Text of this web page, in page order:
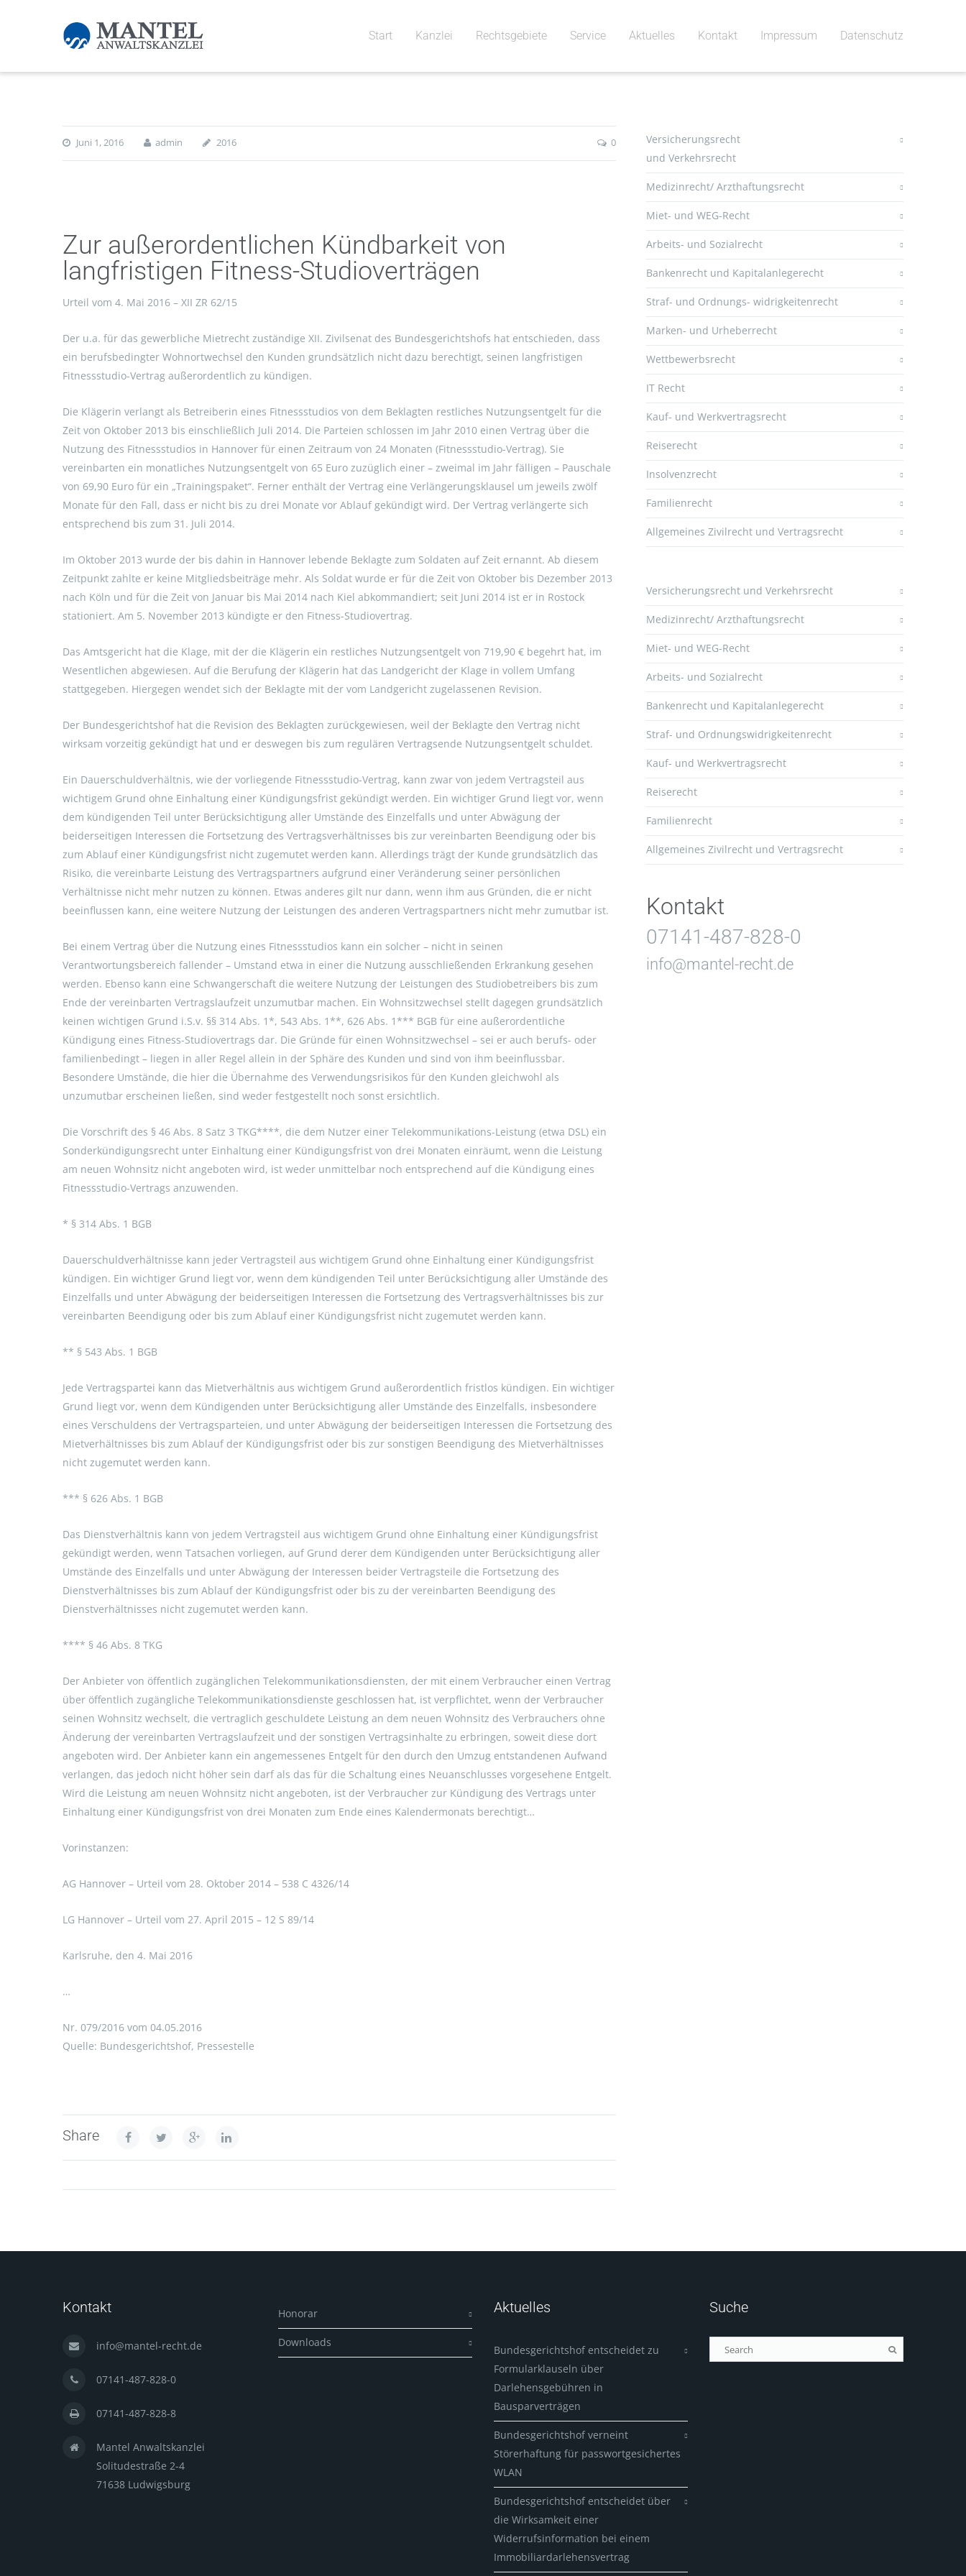
Start Kanzlei Rechtsgebiete Service Aktuelles Kontakt Impressum Datenschutz
Juni 1, 2016 admin 2016 0
Zur außerordentlichen Kündbarkeit von
langfristigen Fitness-Studioverträgen
Urteil vom 4. Mai 2016 – XII ZR 62/15
Der u.a. für das gewerbliche Mietrecht zuständige XII. Zivilsenat des Bundesgerichtshofs hat entschieden, dass
ein berufsbedingter Wohnortwechsel den Kunden grundsätzlich nicht dazu berechtigt, seinen langfristigen
Fitnessstudio-Vertrag außerordentlich zu kündigen.
Die Klägerin verlangt als Betreiberin eines Fitnessstudios von dem Beklagten restliches Nutzungsentgelt für die
Zeit von Oktober 2013 bis einschließlich Juli 2014. Die Parteien schlossen im Jahr 2010 einen Vertrag über die
Nutzung des Fitnessstudios in Hannover für einen Zeitraum von 24 Monaten (Fitnessstudio-Vertrag). Sie
vereinbarten ein monatliches Nutzungsentgelt von 65 Euro zuzüglich einer – zweimal im Jahr fälligen – Pauschale
von 69,90 Euro für ein „Trainingspaket“. Ferner enthält der Vertrag eine Verlängerungsklausel um jeweils zwölf
Monate für den Fall, dass er nicht bis zu drei Monate vor Ablauf gekündigt wird. Der Vertrag verlängerte sich
entsprechend bis zum 31. Juli 2014.
Im Oktober 2013 wurde der bis dahin in Hannover lebende Beklagte zum Soldaten auf Zeit ernannt. Ab diesem
Zeitpunkt zahlte er keine Mitgliedsbeiträge mehr. Als Soldat wurde er für die Zeit von Oktober bis Dezember 2013
nach Köln und für die Zeit von Januar bis Mai 2014 nach Kiel abkommandiert; seit Juni 2014 ist er in Rostock
stationiert. Am 5. November 2013 kündigte er den Fitness-Studiovertrag.
Das Amtsgericht hat die Klage, mit der die Klägerin ein restliches Nutzungsentgelt von 719,90 € begehrt hat, im
Wesentlichen abgewiesen. Auf die Berufung der Klägerin hat das Landgericht der Klage in vollem Umfang
stattgegeben. Hiergegen wendet sich der Beklagte mit der vom Landgericht zugelassenen Revision.
Der Bundesgerichtshof hat die Revision des Beklagten zurückgewiesen, weil der Beklagte den Vertrag nicht
wirksam vorzeitig gekündigt hat und er deswegen bis zum regulären Vertragsende Nutzungsentgelt schuldet.
Ein Dauerschuldverhältnis, wie der vorliegende Fitnessstudio-Vertrag, kann zwar von jedem Vertragsteil aus
wichtigem Grund ohne Einhaltung einer Kündigungsfrist gekündigt werden. Ein wichtiger Grund liegt vor, wenn
dem kündigenden Teil unter Berücksichtigung aller Umstände des Einzelfalls und unter Abwägung der
beiderseitigen Interessen die Fortsetzung des Vertragsverhältnisses bis zur vereinbarten Beendigung oder bis
zum Ablauf einer Kündigungsfrist nicht zugemutet werden kann. Allerdings trägt der Kunde grundsätzlich das
Risiko, die vereinbarte Leistung des Vertragspartners aufgrund einer Veränderung seiner persönlichen
Verhältnisse nicht mehr nutzen zu können. Etwas anderes gilt nur dann, wenn ihm aus Gründen, die er nicht
beeinflussen kann, eine weitere Nutzung der Leistungen des anderen Vertragspartners nicht mehr zumutbar ist.
Bei einem Vertrag über die Nutzung eines Fitnessstudios kann ein solcher – nicht in seinen
Verantwortungsbereich fallender – Umstand etwa in einer die Nutzung ausschließenden Erkrankung gesehen
werden. Ebenso kann eine Schwangerschaft die weitere Nutzung der Leistungen des Studiobetreibers bis zum
Ende der vereinbarten Vertragslaufzeit unzumutbar machen. Ein Wohnsitzwechsel stellt dagegen grundsätzlich
keinen wichtigen Grund i.S.v. §§ 314 Abs. 1*, 543 Abs. 1**, 626 Abs. 1*** BGB für eine außerordentliche
Kündigung eines Fitness-Studiovertrags dar. Die Gründe für einen Wohnsitzwechsel – sei er auch berufs- oder
familienbedingt – liegen in aller Regel allein in der Sphäre des Kunden und sind von ihm beeinflussbar.
Besondere Umstände, die hier die Übernahme des Verwendungsrisikos für den Kunden gleichwohl als
unzumutbar erscheinen ließen, sind weder festgestellt noch sonst ersichtlich.
Die Vorschrift des § 46 Abs. 8 Satz 3 TKG****, die dem Nutzer einer Telekommunikations-Leistung (etwa DSL) ein
Sonderkündigungsrecht unter Einhaltung einer Kündigungsfrist von drei Monaten einräumt, wenn die Leistung
am neuen Wohnsitz nicht angeboten wird, ist weder unmittelbar noch entsprechend auf die Kündigung eines
Fitnessstudio-Vertrags anzuwenden.
* § 314 Abs. 1 BGB
Dauerschuldverhältnisse kann jeder Vertragsteil aus wichtigem Grund ohne Einhaltung einer Kündigungsfrist
kündigen. Ein wichtiger Grund liegt vor, wenn dem kündigenden Teil unter Berücksichtigung aller Umstände des
Einzelfalls und unter Abwägung der beiderseitigen Interessen die Fortsetzung des Vertragsverhältnisses bis zur
vereinbarten Beendigung oder bis zum Ablauf einer Kündigungsfrist nicht zugemutet werden kann.
** § 543 Abs. 1 BGB
Jede Vertragspartei kann das Mietverhältnis aus wichtigem Grund außerordentlich fristlos kündigen. Ein wichtiger
Grund liegt vor, wenn dem Kündigenden unter Berücksichtigung aller Umstände des Einzelfalls, insbesondere
eines Verschuldens der Vertragsparteien, und unter Abwägung der beiderseitigen Interessen die Fortsetzung des
Mietverhältnisses bis zum Ablauf der Kündigungsfrist oder bis zur sonstigen Beendigung des Mietverhältnisses
nicht zugemutet werden kann.
*** § 626 Abs. 1 BGB
Das Dienstverhältnis kann von jedem Vertragsteil aus wichtigem Grund ohne Einhaltung einer Kündigungsfrist
gekündigt werden, wenn Tatsachen vorliegen, auf Grund derer dem Kündigenden unter Berücksichtigung aller
Umstände des Einzelfalls und unter Abwägung der Interessen beider Vertragsteile die Fortsetzung des
Dienstverhältnisses bis zum Ablauf der Kündigungsfrist oder bis zu der vereinbarten Beendigung des
Dienstverhältnisses nicht zugemutet werden kann.
**** § 46 Abs. 8 TKG
Der Anbieter von öffentlich zugänglichen Telekommunikationsdiensten, der mit einem Verbraucher einen Vertrag
über öffentlich zugängliche Telekommunikationsdienste geschlossen hat, ist verpflichtet, wenn der Verbraucher
seinen Wohnsitz wechselt, die vertraglich geschuldete Leistung an dem neuen Wohnsitz des Verbrauchers ohne
Änderung der vereinbarten Vertragslaufzeit und der sonstigen Vertragsinhalte zu erbringen, soweit diese dort
angeboten wird. Der Anbieter kann ein angemessenes Entgelt für den durch den Umzug entstandenen Aufwand
verlangen, das jedoch nicht höher sein darf als das für die Schaltung eines Neuanschlusses vorgesehene Entgelt.
Wird die Leistung am neuen Wohnsitz nicht angeboten, ist der Verbraucher zur Kündigung des Vertrags unter
Einhaltung einer Kündigungsfrist von drei Monaten zum Ende eines Kalendermonats berechtigt…
Vorinstanzen:
AG Hannover – Urteil vom 28. Oktober 2014 – 538 C 4326/14
LG Hannover – Urteil vom 27. April 2015 – 12 S 89/14
Karlsruhe, den 4. Mai 2016
…
Nr. 079/2016 vom 04.05.2016
Quelle: Bundesgerichtshof, Pressestelle
Share
Versicherungsrecht
und Verkehrsrecht
Medizinrecht/ Arzthaftungsrecht
Miet- und WEG-Recht
Arbeits- und Sozialrecht
Bankenrecht und Kapitalanlegerecht
Straf- und Ordnungs- widrigkeitenrecht
Marken- und Urheberrecht
Wettbewerbsrecht
IT Recht
Kauf- und Werkvertragsrecht
Reiserecht
Insolvenzrecht
Familienrecht
Allgemeines Zivilrecht und Vertragsrecht
Versicherungsrecht und Verkehrsrecht
Medizinrecht/ Arzthaftungsrecht
Miet- und WEG-Recht
Arbeits- und Sozialrecht
Bankenrecht und Kapitalanlegerecht
Straf- und Ordnungswidrigkeitenrecht
Kauf- und Werkvertragsrecht
Reiserecht
Familienrecht
Allgemeines Zivilrecht und Vertragsrecht
Kontakt
07141-487-828-0
info@mantel-recht.de
Kontakt
info@mantel-recht.de
07141-487-828-0
07141-487-828-8
Mantel Anwaltskanzlei
Solitudestraße 2-4
71638 Ludwigsburg
Honorar
Downloads
Aktuelles
Bundesgerichtshof entscheidet zu
Formularklauseln über
Darlehensgebühren in
Bausparverträgen
Bundesgerichtshof verneint
Störerhaftung für passwortgesichertes
WLAN
Bundesgerichtshof entscheidet über
die Wirksamkeit einer
Widerrufsinformation bei einem
Immobiliardarlehensvertrag
Suche